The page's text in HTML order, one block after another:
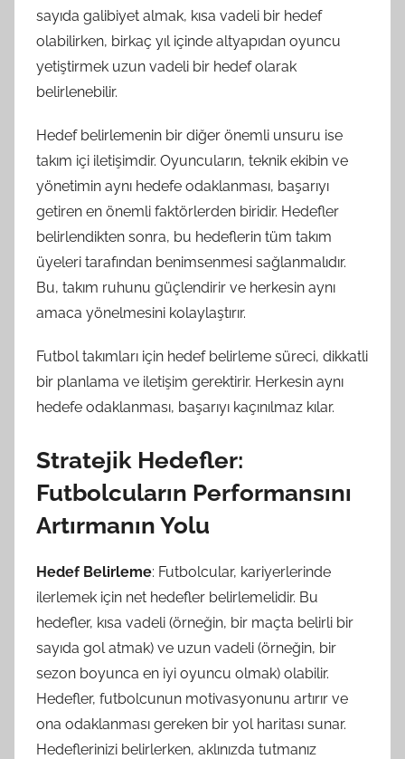
sayıda galibiyet almak, kısa vadeli bir hedef
olabilirken, birkaç yıl içinde altyapıdan oyuncu
yetiştirmek uzun vadeli bir hedef olarak
belirlenebilir.
Hedef belirlemenin bir diğer önemli unsuru ise
takım içi iletişimdir. Oyuncuların, teknik ekibin ve
yönetimin aynı hedefe odaklanması, başarıyı
getiren en önemli faktörlerden biridir. Hedefler
belirlendikten sonra, bu hedeflerin tüm takım
üyeleri tarafından benimsenmesi sağlanmalıdır.
Bu, takım ruhunu güçlendirir ve herkesin aynı
amaca yönelmesini kolaylaştırır.
Futbol takımları için hedef belirleme süreci, dikkatli
bir planlama ve iletişim gerektirir. Herkesin aynı
hedefe odaklanması, başarıyı kaçınılmaz kılar.
Stratejik Hedefler:
Futbolcuların Performansını
Artırmanın Yolu
Hedef Belirleme: Futbolcular, kariyerlerinde
ilerlemek için net hedefler belirlemelidir. Bu
hedefler, kısa vadeli (örneğin, bir maçta belirli bir
sayıda gol atmak) ve uzun vadeli (örneğin, bir
sezon boyunca en iyi oyuncu olmak) olabilir.
Hedefler, futbolcunun motivasyonunu artırır ve
ona odaklanması gereken bir yol haritası sunar.
Hedeflerinizi belirlerken, aklınızda tutmanız